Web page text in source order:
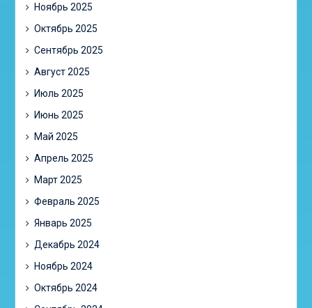
Ноябрь 2025
Октябрь 2025
Сентябрь 2025
Август 2025
Июль 2025
Июнь 2025
Май 2025
Апрель 2025
Март 2025
Февраль 2025
Январь 2025
Декабрь 2024
Ноябрь 2024
Октябрь 2024